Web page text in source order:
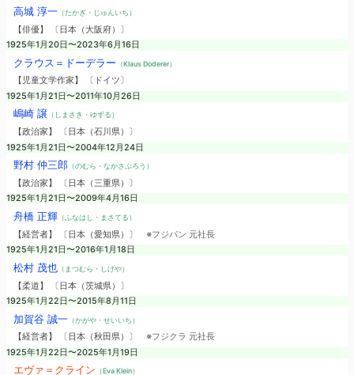
高城 淳一（たかぎ・じゅんいち）
【俳優】 〔日本（大阪府）〕
1925年1月20日〜2023年6月16日
クラウス＝ドーデラー （Klaus Doderer）
【児童文学作家】 〔ドイツ〕
1925年1月21日〜2011年10月26日
嶋崎 譲（しまさき・ゆずる）
【政治家】 〔日本（石川県）〕
1925年1月21日〜2004年12月24日
野村 仲三郎（のむら・なかさぶろう）
【政治家】 〔日本（三重県）〕
1925年1月21日〜2009年4月16日
舟橋 正輝（ふなはし・まさてる）
【経営者】 〔日本（愛知県）〕 ※フジパン 元社長
1925年1月21日〜2016年1月18日
松村 茂也（まつむら・しげや）
【柔道】 〔日本（茨城県）〕
1925年1月22日〜2015年8月11日
加賀谷 誠一（かがや・せいいち）
【経営者】 〔日本（秋田県）〕 ※フジクラ 元社長
1925年1月22日〜2025年1月19日
エヴァ＝クライン （Eva Klein）